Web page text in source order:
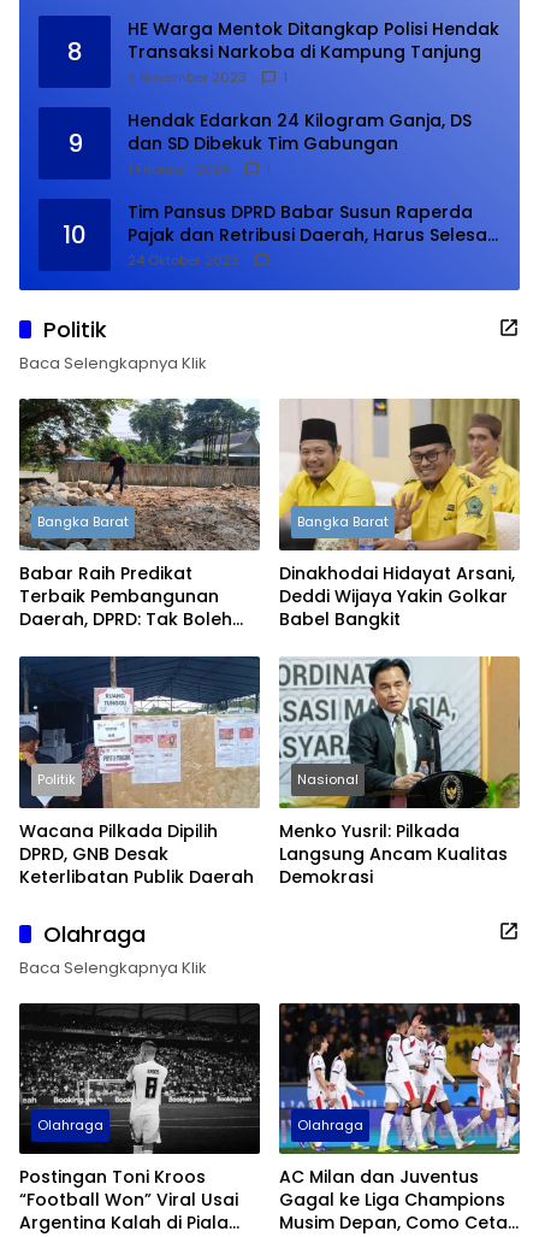
8
HE Warga Mentok Ditangkap Polisi Hendak
Transaksi Narkoba di Kampung Tanjung
9 November 2023 1
9
Hendak Edarkan 24 Kilogram Ganja, DS
dan SD Dibekuk Tim Gabungan
1 Februari 2024 1
10
Tim Pansus DPRD Babar Susun Raperda
Pajak dan Retribusi Daerah, Harus Selesai
Januari 2024
24 Oktober 2023 1
Politik
Baca Selengkapnya Klik
Bangka Barat
Babar Raih Predikat
Terbaik Pembangunan
Daerah, DPRD: Tak Boleh
Bangka Barat
Dinakhodai Hidayat Arsani,
Deddi Wijaya Yakin Golkar
Babel Bangkit
Politik
Wacana Pilkada Dipilih
DPRD, GNB Desak
Keterlibatan Publik Daerah
Nasional
Menko Yusril: Pilkada
Langsung Ancam Kualitas
Demokrasi
Olahraga
Baca Selengkapnya Klik
Olahraga
Postingan Toni Kroos
“Football Won” Viral Usai
Argentina Kalah di Piala
Olahraga
AC Milan dan Juventus
Gagal ke Liga Champions
Musim Depan, Como Cetak